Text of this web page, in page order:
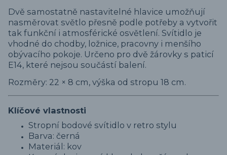
Dvě samostatně nastavitelné hlavice umožňují
nasměrovat světlo přesně podle potřeby a vytvořit
tak funkční i atmosférické osvětlení. Svítidlo je
vhodné do chodby, ložnice, pracovny i menšího
obývacího pokoje. Určeno pro dvě žárovky s paticí
E14, které nejsou součástí balení.
Rozměry: 22 × 8 cm, výška od stropu 18 cm.
Klíčové vlastnosti
Stropní bodové svítidlo v retro stylu
Barva: černá
Materiál: kov